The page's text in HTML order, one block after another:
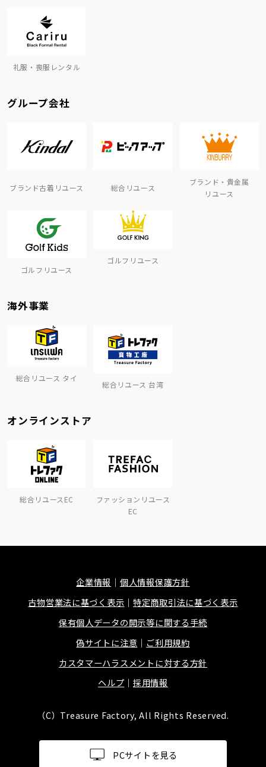
礼服・喪服レンタル
グループ会社
ブランド古着リユース 総合リユース
ブランド・貴金属
リユース
ゴルフリユース
ゴルフリユース
海外事業
総合リユース タイ
総合リユース 台湾
オンラインストア
総合リユースEC
ファッションリユース
EC
企業情報
個人情報保護方針
古物営業法に基づく表示
特定商取引法に基づく表示
保有個人データの開示等に関する手続
偽サイトに注意
ご利用規約
カスタマーハラスメントに対する方針
ヘルプ
採用情報
（C）Treasure Factory, All Rights Reserved.
PCサイトを見る